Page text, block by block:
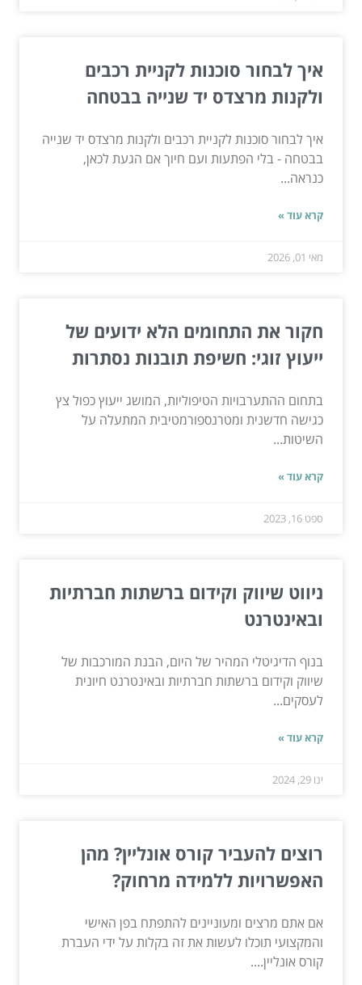
איך לבחור סוכנות לקניית רכבים
ולקנות מרצדס יד שנייה בבטחה
איך לבחור סוכנות לקניית רכבים ולקנות מרצדס יד שנייה
בבטחה - בלי הפתעות ועם חיוך אם הגעת לכאן,
כנראה...
קרא עוד »
מאי 01, 2026
חקור את התחומים הלא ידועים של
ייעוץ זוגי: חשיפת תובנות נסתרות
בתחום ההתערבויות הטיפוליות, המושג ייעוץ כפול צץ
כגישה חדשנית ומטרנספורמטיבית המתעלה על
השיטות...
קרא עוד »
ספט 16, 2023
ניווט שיווק וקידום ברשתות חברתיות
ובאינטרנט
בנוף הדיגיטלי המהיר של היום, הבנת המורכבות של
שיווק וקידום ברשתות חברתיות ובאינטרנט חיונית
לעסקים...
קרא עוד »
ינו 29, 2024
רוצים להעביר קורס אונליין? מהן
האפשרויות ללמידה מרחוק?
אם אתם מרצים ומעוניינים להתפתח בפן האישי
והמקצועי תוכלו לעשות את זה בקלות על ידי העברת
קורס אונליין....